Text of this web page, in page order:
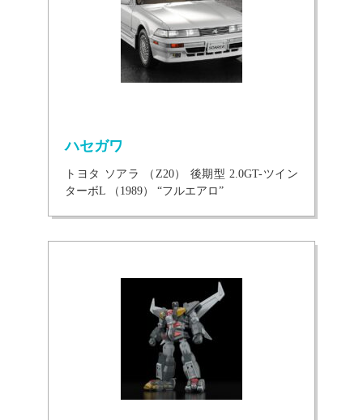
ハセガワ
トヨタ ソアラ （Z20） 後期型 2.0GT-ツイン
ターボL （1989） “フルエアロ”